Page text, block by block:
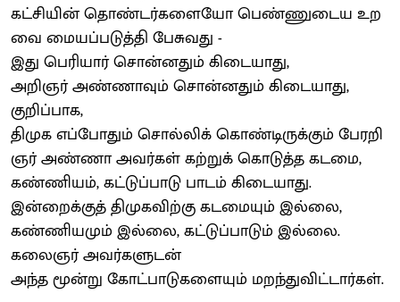
கட்சியின் தொண்டர்களையோ பெண்ணுடைய உற
வை மையப்படுத்தி பேசுவது -
இது பெரியார் சொன்னதும் கிடையாது,
அறிஞர் அண்ணாவும் சொன்னதும் கிடையாது,
குறிப்பாக,
திமுக எப்போதும் சொல்லிக் கொண்டிருக்கும் பேரறி
ஞர் அண்ணா அவர்கள் கற்றுக் கொடுத்த கடமை,
கண்ணியம், கட்டுப்பாடு பாடம் கிடையாது.
இன்றைக்குத் திமுகவிற்கு கடமையும் இல்லை,
கண்ணியமும் இல்லை, கட்டுப்பாடும் இல்லை.
கலைஞர் அவர்களுடன்
அந்த மூன்று கோட்பாடுகளையும் மறந்துவிட்டார்கள்.